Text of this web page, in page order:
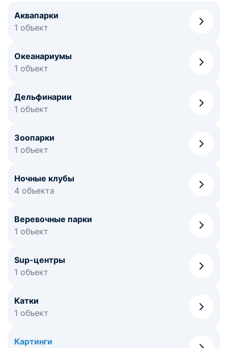
Аквапарки
1 объект
Океанариумы
1 объект
Дельфинарии
1 объект
Зоопарки
1 объект
Ночные клубы
4 объекта
Веревочные парки
1 объект
Sup-центры
1 объект
Катки
1 объект
Картинги